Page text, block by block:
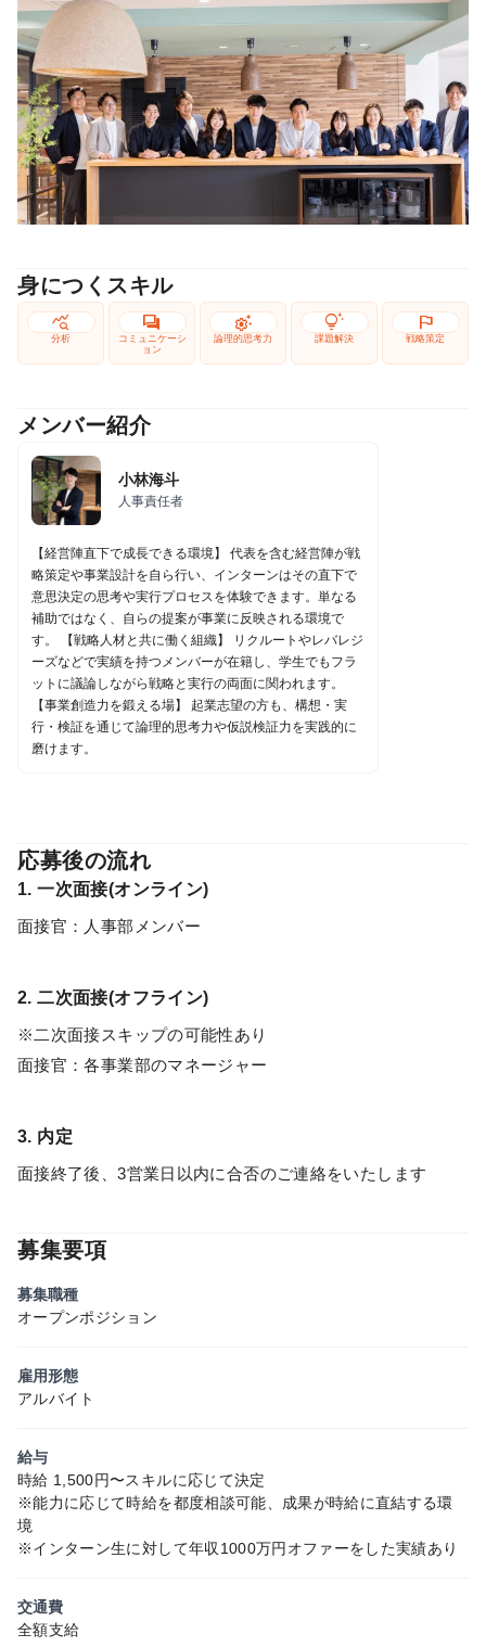
身につくスキル
query_stats
分析
forum
コミュニケーシ
ョン
settings_suggest
論理的思考力
tips_and_updates
課題解決
flag
戦略策定
メンバー紹介
小林海斗
人事責任者
【経営陣直下で成長できる環境】 代表を含む経営陣が戦
略策定や事業設計を自ら行い、インターンはその直下で
意思決定の思考や実行プロセスを体験できます。単なる
補助ではなく、自らの提案が事業に反映される環境で
す。 【戦略人材と共に働く組織】 リクルートやレバレジ
ーズなどで実績を持つメンバーが在籍し、学生でもフラ
ットに議論しながら戦略と実行の両面に関われます。
【事業創造力を鍛える場】 起業志望の方も、構想・実
行・検証を通じて論理的思考力や仮説検証力を実践的に
磨けます。
応募後の流れ
1. 一次面接(オンライン)
面接官：人事部メンバー
2. 二次面接(オフライン)
※二次面接スキップの可能性あり
面接官：各事業部のマネージャー
3. 内定
面接終了後、3営業日以内に合否のご連絡をいたします
募集要項
募集職種
オープンポジション
雇用形態
アルバイト
給与
時給 1,500円〜スキルに応じて決定
※能力に応じて時給を都度相談可能、成果が時給に直結する環
境
※インターン生に対して年収1000万円オファーをした実績あり
交通費
全額支給